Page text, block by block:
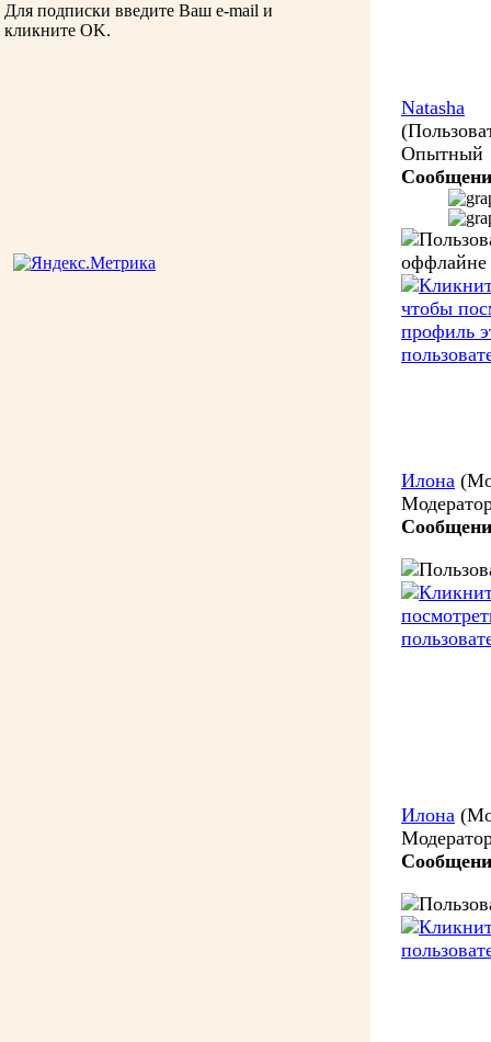
Для подписки введите Ваш e-mail и
кликните OK.
Natasha
Опытный
Илона
Илона